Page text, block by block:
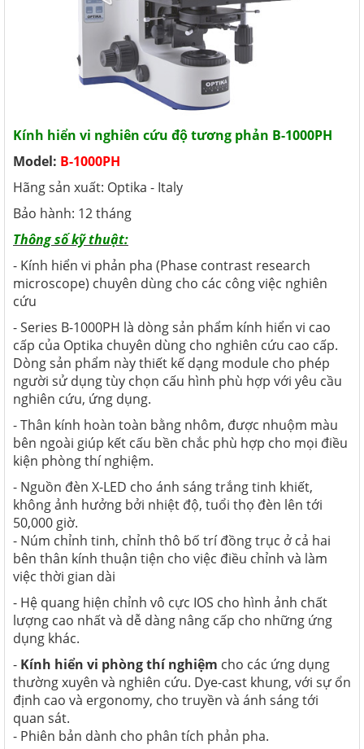
Kính hiển vi nghiên cứu độ tương phản B-1000PH
Model: B-1000PH
Hãng sản xuất: Optika - Italy
Bảo hành: 12 tháng
Thông số kỹ thuật:
- Kính hiển vi phản pha (Phase contrast research
microscope) chuyên dùng cho các công việc nghiên
cứu
- Series B-1000PH là dòng sản phẩm kính hiển vi cao
cấp của Optika chuyên dùng cho nghiên cứu cao cấp.
Dòng sản phẩm này thiết kế dạng module cho phép
người sử dụng tùy chọn cấu hình phù hợp với yêu cầu
nghiên cứu, ứng dụng.
- Thân kính hoàn toàn bằng nhôm, được nhuộm màu
bên ngoài giúp kết cấu bền chắc phù hợp cho mọi điều
kiện phòng thí nghiệm.
- Nguồn đèn X-LED cho ánh sáng trắng tinh khiết,
không ảnh hưởng bởi nhiệt độ, tuổi thọ đèn lên tới
50,000 giờ.
- Núm chỉnh tinh, chỉnh thô bố trí đồng trục ở cả hai
bên thân kính thuận tiện cho việc điều chỉnh và làm
việc thời gian dài
- Hệ quang hiện chỉnh vô cực IOS cho hình ảnh chất
lượng cao nhất và dễ dàng nâng cấp cho những ứng
dụng khác.
- Kính hiển vi phòng thí nghiệm cho các ứng dụng
thường xuyên và nghiên cứu. Dye-cast khung, với sự ổn
định cao và ergonomy, cho truyền và ánh sáng tới
quan sát.
- Phiên bản dành cho phân tích phản pha.